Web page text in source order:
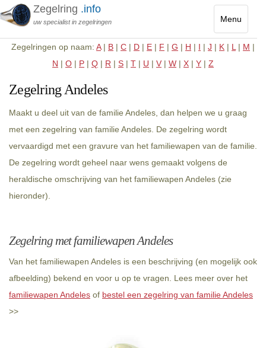
Menu
Toggle
Zegelring .info
uw specialist in zegelringen
Zegelringen op naam: A| B | C | D | E | F | G | H | I | J | K | L | M |
N | O | P | Q | R | S | T | U | V | W | X | Y | Z
Zegelring Andeles
Maakt u deel uit van de familie Andeles, dan helpen we u graag
met een zegelring van familie Andeles. De zegelring wordt
vervaardigd met een gravure van het familiewapen van de familie.
De zegelring wordt geheel naar wens gemaakt volgens de
heraldische omschrijving van het familiewapen Andeles (zie
hieronder).
Zegelring met familiewapen Andeles
Van het familiewapen Andeles is een beschrijving (en mogelijk ook
afbeelding) bekend en voor u op te vragen. Lees meer over het
familiewapen Andeles of bestel een zegelring van familie Andeles
>>